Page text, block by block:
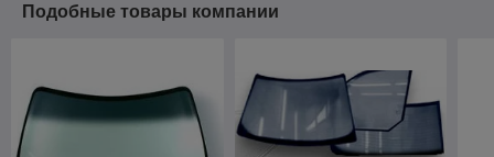
Подобные товары компании